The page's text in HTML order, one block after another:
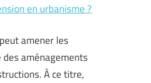
en urbanisme ?
amener les
aménagements
À ce titre,